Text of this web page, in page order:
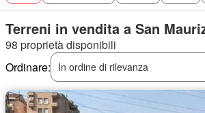
Terreni in vendita a San
98 proprietà disponibili
Ordinare:
In ordine di rilevanza